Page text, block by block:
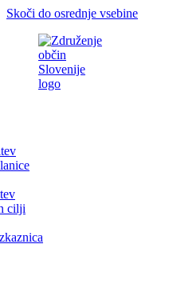
Skoči do osrednje vsebine
cilji